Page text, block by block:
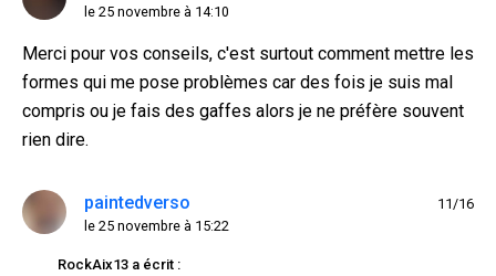
le 25 novembre à 14:10
Merci pour vos conseils, c'est surtout comment mettre les
formes qui me pose problèmes car des fois je suis mal
compris ou je fais des gaffes alors je ne préfère souvent
rien dire.
paintedverso
le 25 novembre à 15:22
11/16
RockAix13 a écrit :